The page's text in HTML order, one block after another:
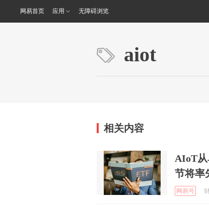
网易首页 应用 无障碍浏览
aiot
相关内容
AIoT
节将率
网易号